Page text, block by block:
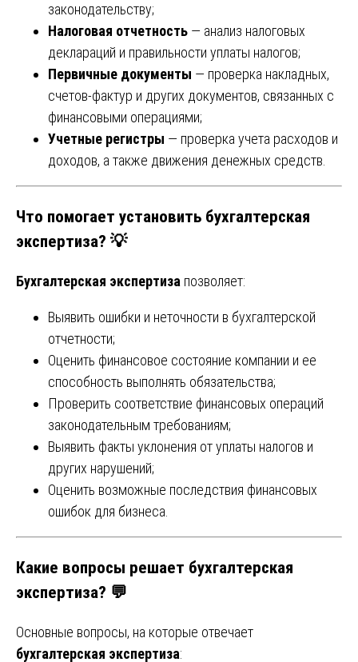
законодательству;
Налоговая отчетность — анализ налоговых
деклараций и правильности уплаты налогов;
Первичные документы — проверка накладных,
счетов-фактур и других документов, связанных с
финансовыми операциями;
Учетные регистры — проверка учета расходов и
доходов, а также движения денежных средств.
Что помогает установить бухгалтерская
экспертиза? 💡
Бухгалтерская экспертиза позволяет:
Выявить ошибки и неточности в бухгалтерской
отчетности;
Оценить финансовое состояние компании и ее
способность выполнять обязательства;
Проверить соответствие финансовых операций
законодательным требованиям;
Выявить факты уклонения от уплаты налогов и
других нарушений;
Оценить возможные последствия финансовых
ошибок для бизнеса.
Какие вопросы решает бухгалтерская
экспертиза? 💬
Основные вопросы, на которые отвечает
бухгалтерская экспертиза: